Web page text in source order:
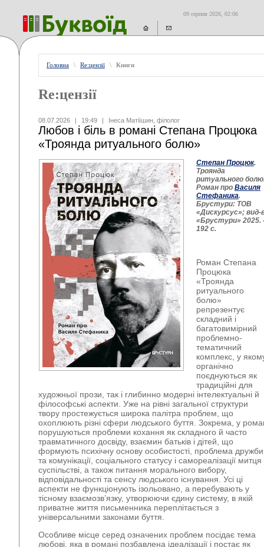
09 серпня 2026, 02:06
Головна \ Re:цензії \ Книги
Re:цензії
08.07.2026 | 19:49 | Інеса Матіїшин, філолог
Любов і біль в романі Степана Процюка
«Троянда ритуального болю»
Степан Процюк.
Троянда
ритуального
Роман про Василя
Стефаника.
Брустури: ТОВ
«Дискурсус»; вид-
«Брустури» 2025.
192 с.
Роман Степана
Процюка
«Троянда
ритуального
болю»
репрезентує
складний і
багатовимірний
проблемно-
тематичний
комплекс, у
органічно
поєднуються як
традиційні для
художньої прози, так і глибинно модерні інтелектуальні й
філософські аспекти. Уже на рівні загальної структури
твору простежується широка палітра проблем, що
охоплюють різні сфери людського буття. Зокрема, у
порушуються проблеми кохання як складного й часто
травматичного досвіду, взаємин батьків і дітей, що
формують психічну основу особистості, проблема дружби
та комунікації, соціального статусу і самореалізації митця
суспільстві, а також питання морального вибору,
відповідальності та сенсу людського існування. Усі ці
аспекти не функціонують ізольовано, а перебувають у
тісному взаємозв’язку, утворюючи єдину систему, в якій
приватне життя письменника переплітається з
універсальними законами буття.
Особливе місце серед означених проблем посідає тема
любові, яка в романі позбавлена ідеалізації і постає як